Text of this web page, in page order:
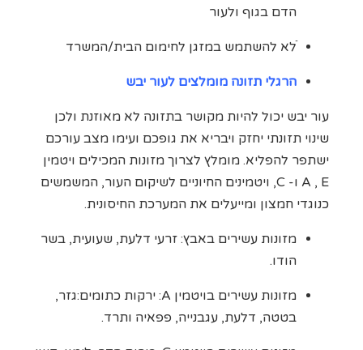
הדם בגוף ולעור
ֿלא להשתמש במזגן לחימום הבית/המשרד
הרגלי תזונה מומלצים לעור יבש
עור יבש יכול להיות מקושר בתזונה לא מאוזנת ולכן
שינוי תזונתי יחזק ויבריא את גופכם ועימו מצב עורכם
ישתפר להפליא. מומלץ לצרוך מזונות המכילים ויטמין
A , E ו- C, ויטמינים החיוניים לשיקום העור, המשמשים
כנוגדי חמצון ומייעלים את המערכת החיסונית.
מזונות עשירים באבץ: זרעי דלעת, שעועית, בשר
הודו.
מזונות עשירים בויטמין A: ירקות כתומים:גזר,
בטטה, דלעת, עגבנייה, פפאיה ותרד.